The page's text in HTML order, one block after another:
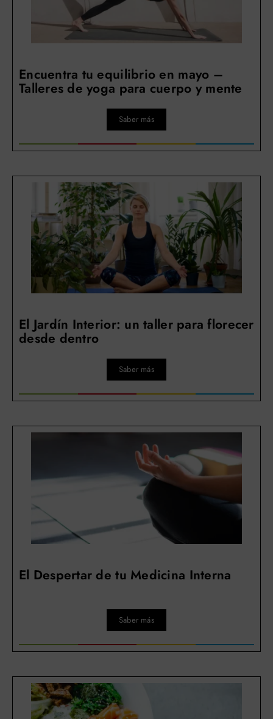
Encuentra tu equilibrio en mayo –
Talleres de yoga para cuerpo y mente
Saber más
El Jardín Interior: un taller para florecer
desde dentro
Saber más
El Despertar de tu Medicina Interna
Saber más